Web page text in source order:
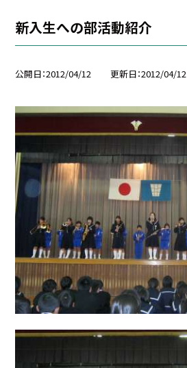
新入生への部活動紹介
公開日 2012/04/12 更新日 2012/04/12